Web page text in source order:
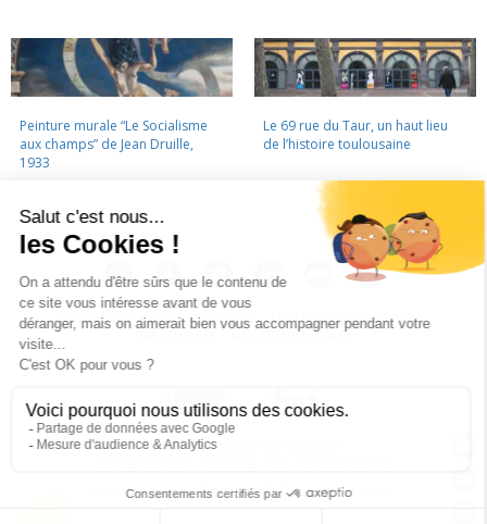
Peinture murale “Le Socialisme
aux champs” de Jean Druille,
1933
Le 69 rue du Taur, un haut lieu
de l’histoire toulousaine
LA CINÉMATHÈQUE · CONTACTS · LETTRE D'INFORMATION ·
PARTENAIRES · MENTIONS LÉGALES
La Cinémathèque de Toulouse
La Cinémathèque de Toulouse © 2015. Tous droits réservés.